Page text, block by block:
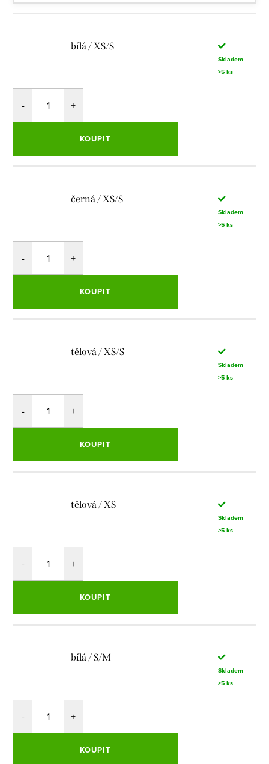
bílá / XS/S
Skladem
>5 ks
KOUPIT
černá / XS/S
Skladem
>5 ks
KOUPIT
tělová / XS/S
Skladem
>5 ks
KOUPIT
tělová / XS
Skladem
>5 ks
KOUPIT
bílá / S/M
Skladem
>5 ks
KOUPIT